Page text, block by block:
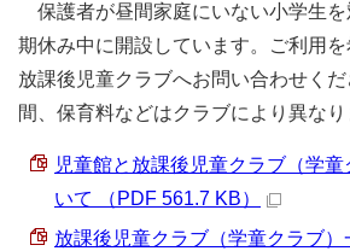
保護者が昼間家庭にいない小学生
期休み中に開設しています。ご利用
放課後児童クラブへお問い合わせく
間、保育料などはクラブにより異なり
児童館と放課後児童クラブ（学
いて （PDF 561.7 KB）
放課後児童クラブ（学童クラブ）